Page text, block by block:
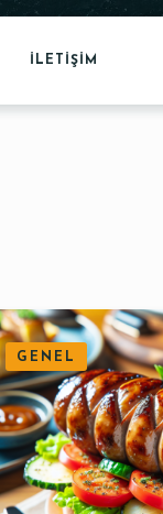
İLETIŞIM
GENEL